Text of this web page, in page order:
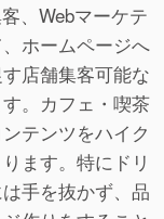
、Webマーケテ
ホームページへ
店舗集客可能な
。カフェ・喫茶
テンツをハイク
ます。特にドリ
手を抜かず、品